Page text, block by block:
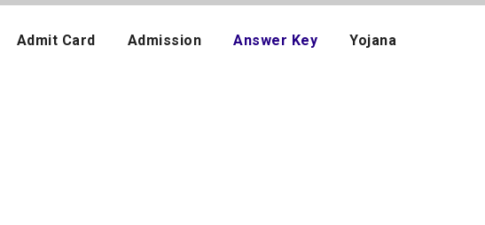
Admit Card Admission Answer Key Yojana